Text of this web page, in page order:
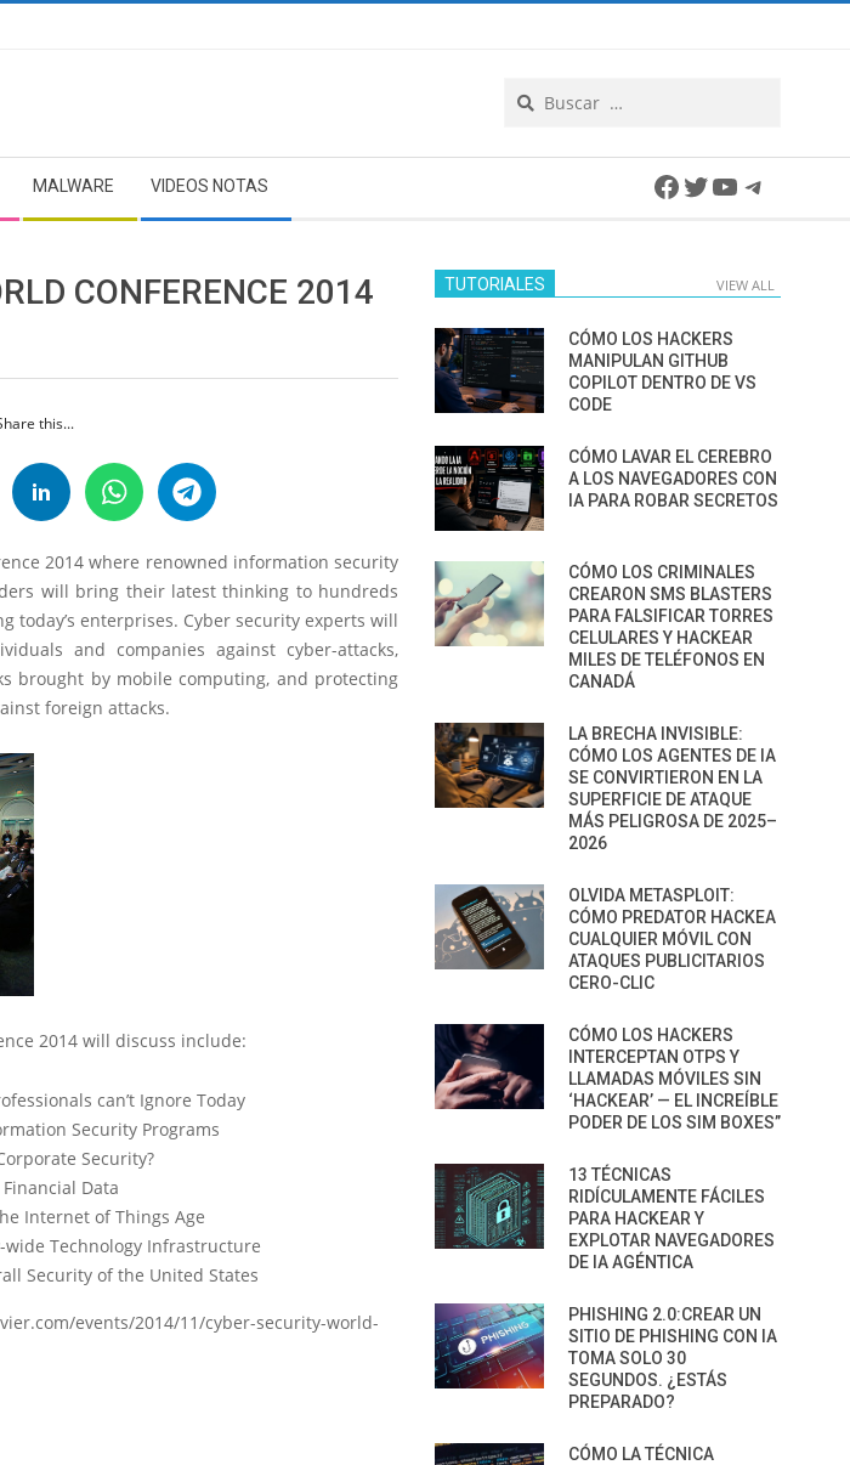
MALWARE VIDEOS NOTAS Facebook
Twitter
YouTube
CONFERENCE 2014
this...
2014 where renowned information security
will bring their latest thinking to hundreds
today’s enterprises. Cyber security experts will
and companies against cyber-attacks,
brought by mobile computing, and protecting
foreign attacks.
2014 will discuss include:
can’t Ignore Today
Security Programs
Security?
Data
Internet of Things Age
Technology Infrastructure
Security of the United States
events/2014/11/cyber-security-world-
TUTORIALES VIEW ALL
CÓMO LOS HACKERS
MANIPULAN GITHUB
COPILOT DENTRO DE VS
CODE
CÓMO LAVAR EL CEREBRO
A LOS NAVEGADORES CON
IA PARA ROBAR SECRETOS
CÓMO LOS CRIMINALES
CREARON SMS BLASTERS
PARA FALSIFICAR TORRES
CELULARES Y HACKEAR
MILES DE TELÉFONOS EN
CANADÁ
LA BRECHA INVISIBLE:
CÓMO LOS AGENTES DE IA
SE CONVIRTIERON EN LA
SUPERFICIE DE ATAQUE
MÁS PELIGROSA DE 2025–
2026
OLVIDA METASPLOIT:
CÓMO PREDATOR HACKEA
CUALQUIER MÓVIL CON
ATAQUES PUBLICITARIOS
CERO-CLIC
CÓMO LOS HACKERS
INTERCEPTAN OTPS Y
LLAMADAS MÓVILES SIN
‘HACKEAR’ — EL INCREÍBLE
PODER DE LOS SIM BOXES”
13 TÉCNICAS
RIDÍCULAMENTE FÁCILES
PARA HACKEAR Y
EXPLOTAR NAVEGADORES
DE IA AGÉNTICA
PHISHING 2.0:CREAR UN
SITIO DE PHISHING CON IA
TOMA SOLO 30
SEGUNDOS. ¿ESTÁS
PREPARADO?
CÓMO LA TÉCNICA